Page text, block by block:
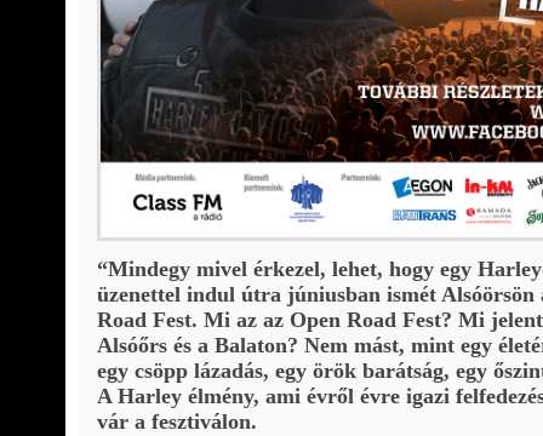
“Mindegy mivel érkezel, lehet, hogy egy
üzenettel indul útra júniusban ismét Alsóörsön
Road Fest. Mi az az Open Road Fest? Mi
Alsóőrs és a Balaton? Nem mást, mint egy
egy csöpp lázadás, egy örök barátság, egy
A Harley élmény, ami évről évre igazi
vár a fesztiválon.